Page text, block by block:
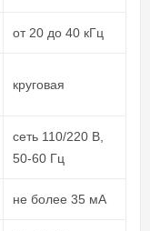
от 20 до 40 кГц
круговая
сеть 110/220 В,
50-60 Гц
не более 35 мА